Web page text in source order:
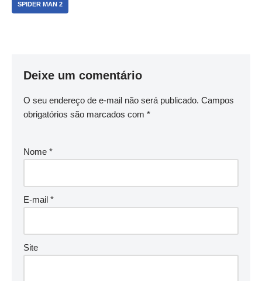
SPIDER MAN 2
Deixe um comentário
O seu endereço de e-mail não será publicado. Campos
obrigatórios são marcados com *
Nome *
E-mail *
Site